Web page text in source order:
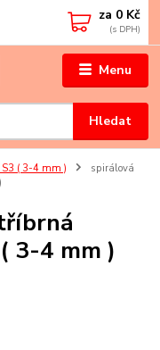
Menu
Hledat
za 0 Kč
( 3-4 mm )
spirálová
3-4 mm )